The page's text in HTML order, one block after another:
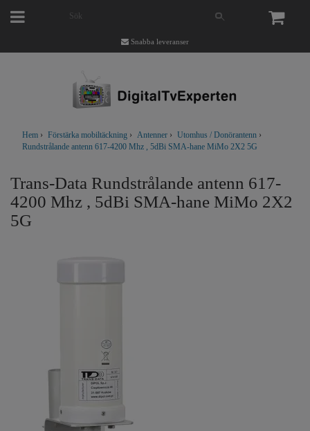
Snabba leveranser
Hem › Förstärka mobiltäckning › Antenner › Utomhus / Donörantenn ›
Rundstrålande antenn 617-4200 Mhz , 5dBi SMA-hane MiMo 2X2 5G
Trans-Data Rundstrålande antenn 617-
4200 Mhz , 5dBi SMA-hane MiMo 2X2
5G